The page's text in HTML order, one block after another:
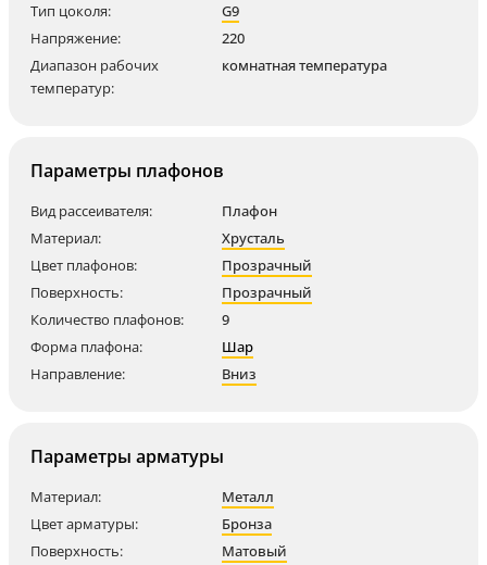
Тип цоколя:
G9
Напряжение:
220
Диапазон рабочих
температур:
комнатная температура
Параметры плафонов
Вид рассеивателя:
Плафон
Материал:
Хрусталь
Цвет плафонов:
Прозрачный
Поверхность:
Прозрачный
Количество плафонов:
9
Форма плафона:
Шар
Направление:
Вниз
Параметры арматуры
Материал:
Металл
Цвет арматуры:
Бронза
Поверхность:
Матовый